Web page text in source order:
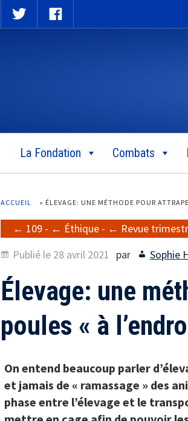
La Fondation Combats
ACCUEIL » ÉLEVAGE: UNE MÉTHODE POUR
109 - Éthique -
Revue
Publié le 28 avril 2021 par Sophie
Élevage: une
poules « à
On entend beaucoup parler
et jamais de « ramassage » des
phase entre l’élevage et le